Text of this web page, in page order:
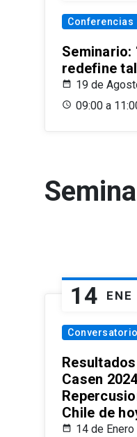
Conferencias
Seminario:
redefine
19 de
09:00 a
14 ENE
Conversatorio
Casen
Chile de
14 de